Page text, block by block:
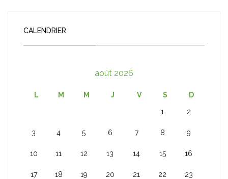
CALENDRIER
août 2026
L M M J V S D
1 2
3 4 5 6 7 8 9
10 11 12 13 14 15 16
17 18 19 20 21 22 23